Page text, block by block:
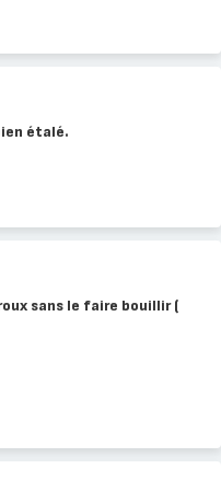
étalé.
sans le faire bouillir (